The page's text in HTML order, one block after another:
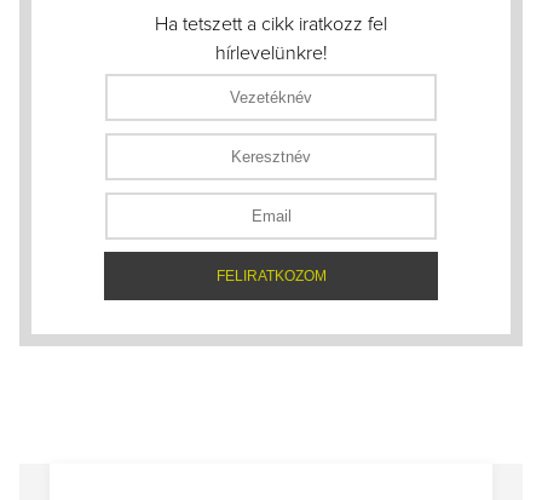
Ha tetszett a cikk iratkozz fel
hírlevelünkre!